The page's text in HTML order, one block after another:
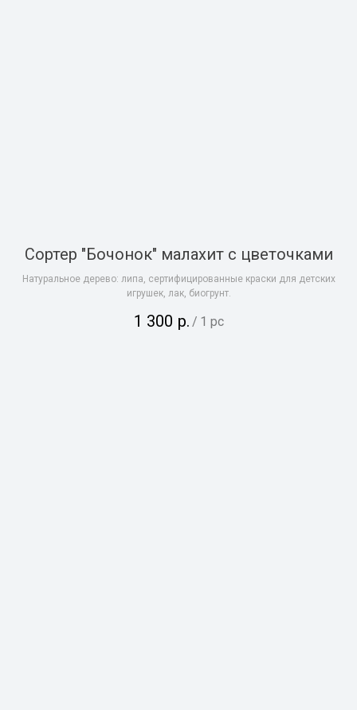
Сортер "Бочонок" малахит с цветочками
Натуральное дерево: липа, сертифицированные краски для детских
игрушек, лак, биогрунт.
1 300 р. / 1 pc